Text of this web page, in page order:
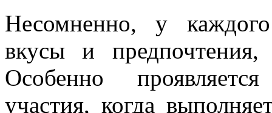
Несомненно, у
вкусы и
Особенно
участия, когда